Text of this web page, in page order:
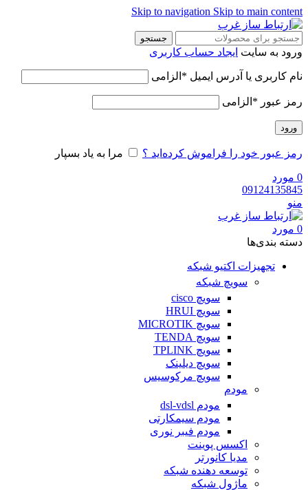
Skip to navigation Skip to main content
جستجو
ورود به سایت ایجاد حساب کاربری
نام کاربری یا آدرس ایمیل * الزامی
رمز عبور * الزامی
ورود
رمز عبور خود را فراموش کرده‌اید ؟ مرا به یاد بسپار
0 مورد
09124135845
منو
0 مورد
دسته‌ بندی‌ها
تجهیزات اکتیو شبکه
سویچ شبکه
سویچ cisco
سویچ HRUI
سویچ MICROTIK
سویچ TENDA
سویچ TPLINK
سویچ دیلینک
سویچ مرکوسیس
مودم
مودم dsl-vdsl
مودم سیمکارتی
مودم فیبر نوری
اکسس پوینت
مدیا کانورتر
توسعه دهنده شبکه
ماژول شبکه